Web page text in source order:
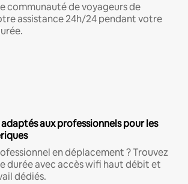
communauté de voyageurs de
assistance 24h/24 pendant votre
aux professionnels pour les
en déplacement ? Trouvez
durée avec accès wifi haut débit et
dédiés.